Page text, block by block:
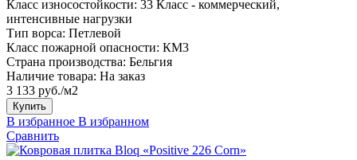
Класс износостойкости: 33 Класс - коммерческий,
интенсивные нагрузки
Тип ворса: Петлевой
Класс пожарной опасности: КМ3
Страна производства: Бельгия
Наличие товара: На заказ
3 133 руб./м2
Купить
В избранное В избранном
Сравнить